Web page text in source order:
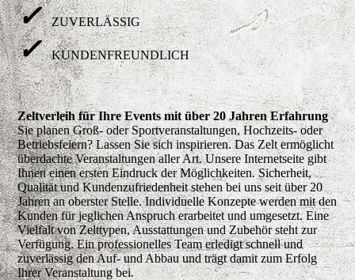
✓ ZUVERLÄSSIG
✓ KUNDENFREUNDLICH
Zeltverleih für Ihre Events mit über 20 Jahren Erfahrung
Sie planen Groß- oder Sportveranstaltungen, Hochzeits- oder
Betriebsfeiern? Lassen Sie sich inspirieren. Das Zelt ermöglicht
überdachte Veranstaltungen aller Art. Unsere Internetseite gibt
Ihnen einen ersten Eindruck der Möglichkeiten. Sicherheit,
Qualität und Kundenzufriedenheit stehen bei uns seit über 20
Jahren an oberster Stelle. Individuelle Konzepte werden mit den
Kunden für jeglichen Anspruch erarbeitet und umgesetzt. Eine
Vielfalt von Zelttypen, Ausstattungen und Zubehör steht zur
Verfügung. Ein professionelles Team erledigt schnell und
zuverlässig den Auf- und Abbau und trägt damit zum Erfolg
Ihrer Veranstaltung bei.